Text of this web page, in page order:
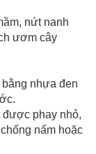
nứt nanh
ươm cây
nhựa đen
phay nhỏ,
nấm hoặc